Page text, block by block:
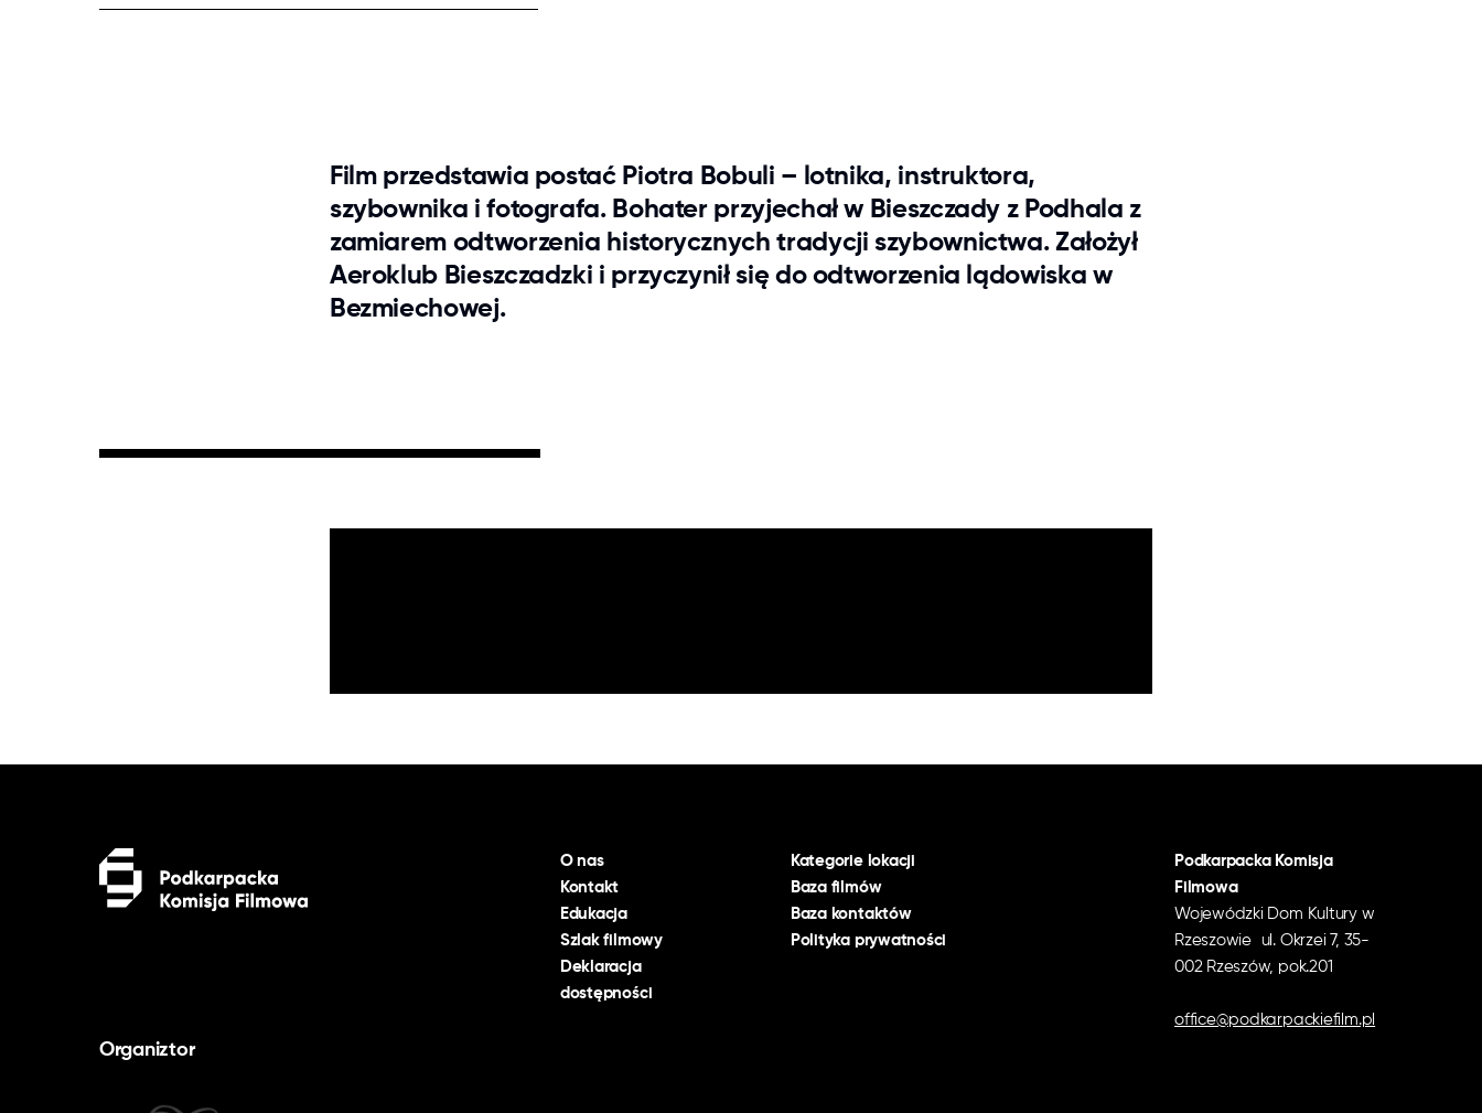
Film przedstawia postać Piotra Bobuli – lotnika, instruktora,
szybownika i fotografa. Bohater przyjechał w Bieszczady z Podhala z
zamiarem odtworzenia historycznych tradycji szybownictwa. Założył
Aeroklub Bieszczadzki i przyczynił się do odtworzenia lądowiska w
Bezmiechowej.
O nas
Kontakt
Edukacja
Szlak filmowy
Deklaracja
dostępności
Kategorie lokacji
Baza filmów
Baza kontaktów
Polityka prywatności
Podkarpacka Komisja
Filmowa
Wojewódzki Dom Kultury w
Rzeszowie ul. Okrzei 7, 35-
002 Rzeszów, pok.201
office@podkarpackiefilm.pl
Organiztor